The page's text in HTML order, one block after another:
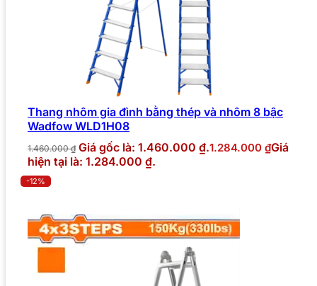
Thang nhôm gia đình bằng thép và nhôm 8 bậc
Wadfow WLD1H08
1.460.000₫ Giá gốc là: 1.460.000 ₫.1.284.000 ₫Giá
hiện tại là: 1.284.000 ₫.
-12%